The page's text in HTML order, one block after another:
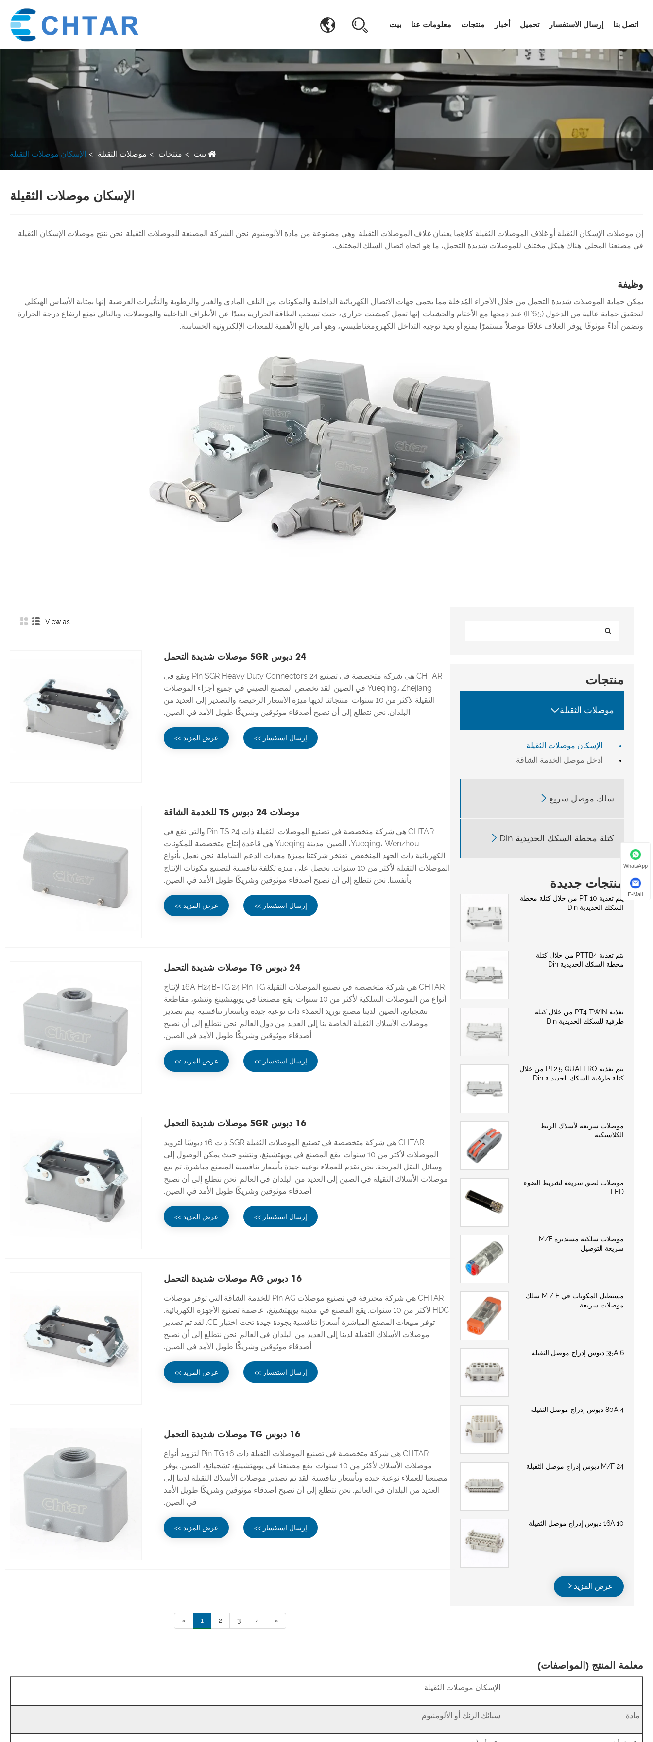
بيت معلومات عنا منتجات أخبار تحميل إرسال الاستفسار اتصل بنا
بيت منتجات موصلات الثقيلة الإسكان موصلات الثقيلة
الإسكان موصلات الثقيلة
إن موصلات الإسكان الثقيلة أو غلاف الموصلات الثقيلة كلاهما يعنيان غلاف الموصلات الثقيلة. وهي مصنوعة من مادة الألومنيوم. نحن الشركة المصنعة للموصلات الثقيلة. نحن ننتج موصلات الإسكان الثقيلة
في مصنعنا المحلي. هناك هيكل مختلف للموصلات شديدة التحمل، ما هو اتجاه اتصال السلك المختلف.
وظيفة
يمكن حماية الموصلات شديدة التحمل من خلال الأجزاء المُدخلة مما يحمي جهات الاتصال الكهربائية الداخلية والمكونات من التلف المادي والغبار والرطوبة والتأثيرات العرضية. إنها بمثابة الأساس الهيكلي
لتحقيق حماية عالية من الدخول (IP65) عند دمجها مع الأختام والحشيات. إنها تعمل كمشتت حراري، حيث تسحب الطاقة الحرارية بعيدًا عن الأطراف الداخلية والموصلات، وبالتالي تمنع ارتفاع درجة الحرارة
وتضمن أداءً موثوقًا. يوفر الغلاف غلافًا موصلاً مستمرًا يمنع أو يعيد توجيه التداخل الكهرومغناطيسي، وهو أمر بالغ الأهمية للمعدات الإلكترونية الحساسة.
منتجات
موصلات الثقيلة
الإسكان موصلات الثقيلة
أدخل موصل الخدمة الشاقة
سلك موصل سريع 
كتلة محطة السكك الحديدية Din 
منتجات جديدة
يتم تغذية PT 10 من خلال كتلة محطة
السكك الحديدية Din
يتم تغذية PTTB4 من خلال كتلة
محطة السكك الحديدية Din
تغذية PT4 TWIN من خلال كتلة
طرفية للسكك الحديدية Din
يتم تغذية PT2.5 QUATTRO من خلال
كتلة طرفية للسكك الحديدية Din
موصلات سريعة لأسلاك الربط
الكلاسيكية
موصلات لصق سريعة لشريط الضوء
LED
موصلات سلكية مستديرة M/F
سريعة التوصيل
مستطيل المكونات في M / F سلك
موصلات سريعة
35A 6 دبوس إدراج موصل الثقيلة
80A 4 دبوس إدراج موصل الثقيلة
M/F 24 دبوس إدراج موصل الثقيلة
16A 10 دبوس إدراج موصل الثقيلة
عرض المزيد
View as
24 دبوس SGR موصلات شديدة التحمل
CHTAR هي شركة متخصصة في تصنيع 24 Pin SGR Heavy Duty Connectors وتقع في
Yueqing، Zhejiang في الصين. لقد تخصص المصنع الصيني في جميع أجزاء الموصلات
الثقيلة لأكثر من 10 سنوات. منتجاتنا لديها ميزة الأسعار الرخيصة والتصدير إلى العديد من
البلدان. نحن نتطلع إلى أن نصبح أصدقاء موثوقين وشريكًا طويل الأمد في الصين.
عرض المزيد >> إرسال استفسار >>
موصلات 24 دبوس TS للخدمة الشاقة
CHTAR هي شركة متخصصة في تصنيع الموصلات الثقيلة ذات 24 Pin TS والتي تقع في
Yueqing، Wenzhou، الصين. مدينة Yueqing هي قاعدة إنتاج متخصصة للمكونات
الكهربائية ذات الجهد المنخفض. تفتخر شركتنا بميزة معدات الدعم الشاملة. نحن نعمل بأنواع
الموصلات الثقيلة لأكثر من 10 سنوات. نحصل على ميزة تكلفة تنافسية لتصنيع مكونات الإنتاج
بأنفسنا. نحن نتطلع إلى أن نصبح أصدقاء موثوقين وشريكًا طويل الأمد في الصين.
عرض المزيد >> إرسال استفسار >>
24 دبوس TG موصلات شديدة التحمل
CHTAR هي شركة متخصصة في تصنيع الموصلات الثقيلة 16A H24B-TG 24 Pin TG لإنتاج
أنواع من الموصلات السلكية لأكثر من 10 سنوات. يقع مصنعنا في يويهتشينغ ونتشو، مقاطعة
تشجيانغ، الصين. لدينا مصنع توريد العملاء ذات نوعية جيدة وبأسعار تنافسية. يتم تصدير
موصلات الأسلاك الثقيلة الخاصة بنا إلى العديد من دول العالم. نحن نتطلع إلى أن نصبح
أصدقاء موثوقين وشريكًا طويل الأمد في الصين.
عرض المزيد >> إرسال استفسار >>
16 دبوس SGR موصلات شديدة التحمل
CHTAR هي شركة متخصصة في تصنيع الموصلات الثقيلة SGR ذات 16 دبوسًا لتزويد
الموصلات لأكثر من 10 سنوات. يقع المصنع في يويهتشينغ، ونتشو حيث يمكن الوصول إلى
وسائل النقل المريحة. نحن نقدم للعملاء نوعية جيدة بأسعار تنافسية المصنع مباشرة. تم بيع
موصلات الأسلاك الثقيلة في الصين إلى العديد من البلدان في العالم. نحن نتطلع إلى أن نصبح
أصدقاء موثوقين وشريكًا طويل الأمد في الصين.
عرض المزيد >> إرسال استفسار >>
16 دبوس AG موصلات شديدة التحمل
CHTAR هي شركة محترفة في تصنيع موصلات Pin AG للخدمة الشاقة التي توفر موصلات
HDC لأكثر من 10 سنوات. يقع المصنع في مدينة يويهتشينغ، عاصمة تصنيع الأجهزة الكهربائية.
توفر مبيعات المصنع المباشرة أسعارًا تنافسية بجودة جيدة تحت اختبار CE. لقد تم تصدير
موصلات الأسلاك الثقيلة لدينا إلى العديد من البلدان في العالم. نحن نتطلع إلى أن نصبح
أصدقاء موثوقين وشريكًا طويل الأمد في الصين.
عرض المزيد >> إرسال استفسار >>
16 دبوس TG موصلات شديدة التحمل
CHTAR هي شركة متخصصة في تصنيع الموصلات الثقيلة ذات 16 Pin TG لتزويد أنواع
موصلات الأسلاك لأكثر من 10 سنوات. يقع مصنعنا في يويهتشينغ، تشجيانغ، الصين. يوفر
مصنعنا للعملاء نوعية جيدة وبأسعار تنافسية. لقد تم تصدير موصلات الأسلاك الثقيلة لدينا إلى
العديد من البلدان في العالم. نحن نتطلع إلى أن نصبح أصدقاء موثوقين وشريكًا طويل الأمد
في الصين.
عرض المزيد >> إرسال استفسار >>
« 1 2 3 4 »
معلمة المنتج (المواصفات)
الإسكان موصلات الثقيلة
مادة سبائك الزنك أو الألومنيوم
WhatsApp
E-Mail